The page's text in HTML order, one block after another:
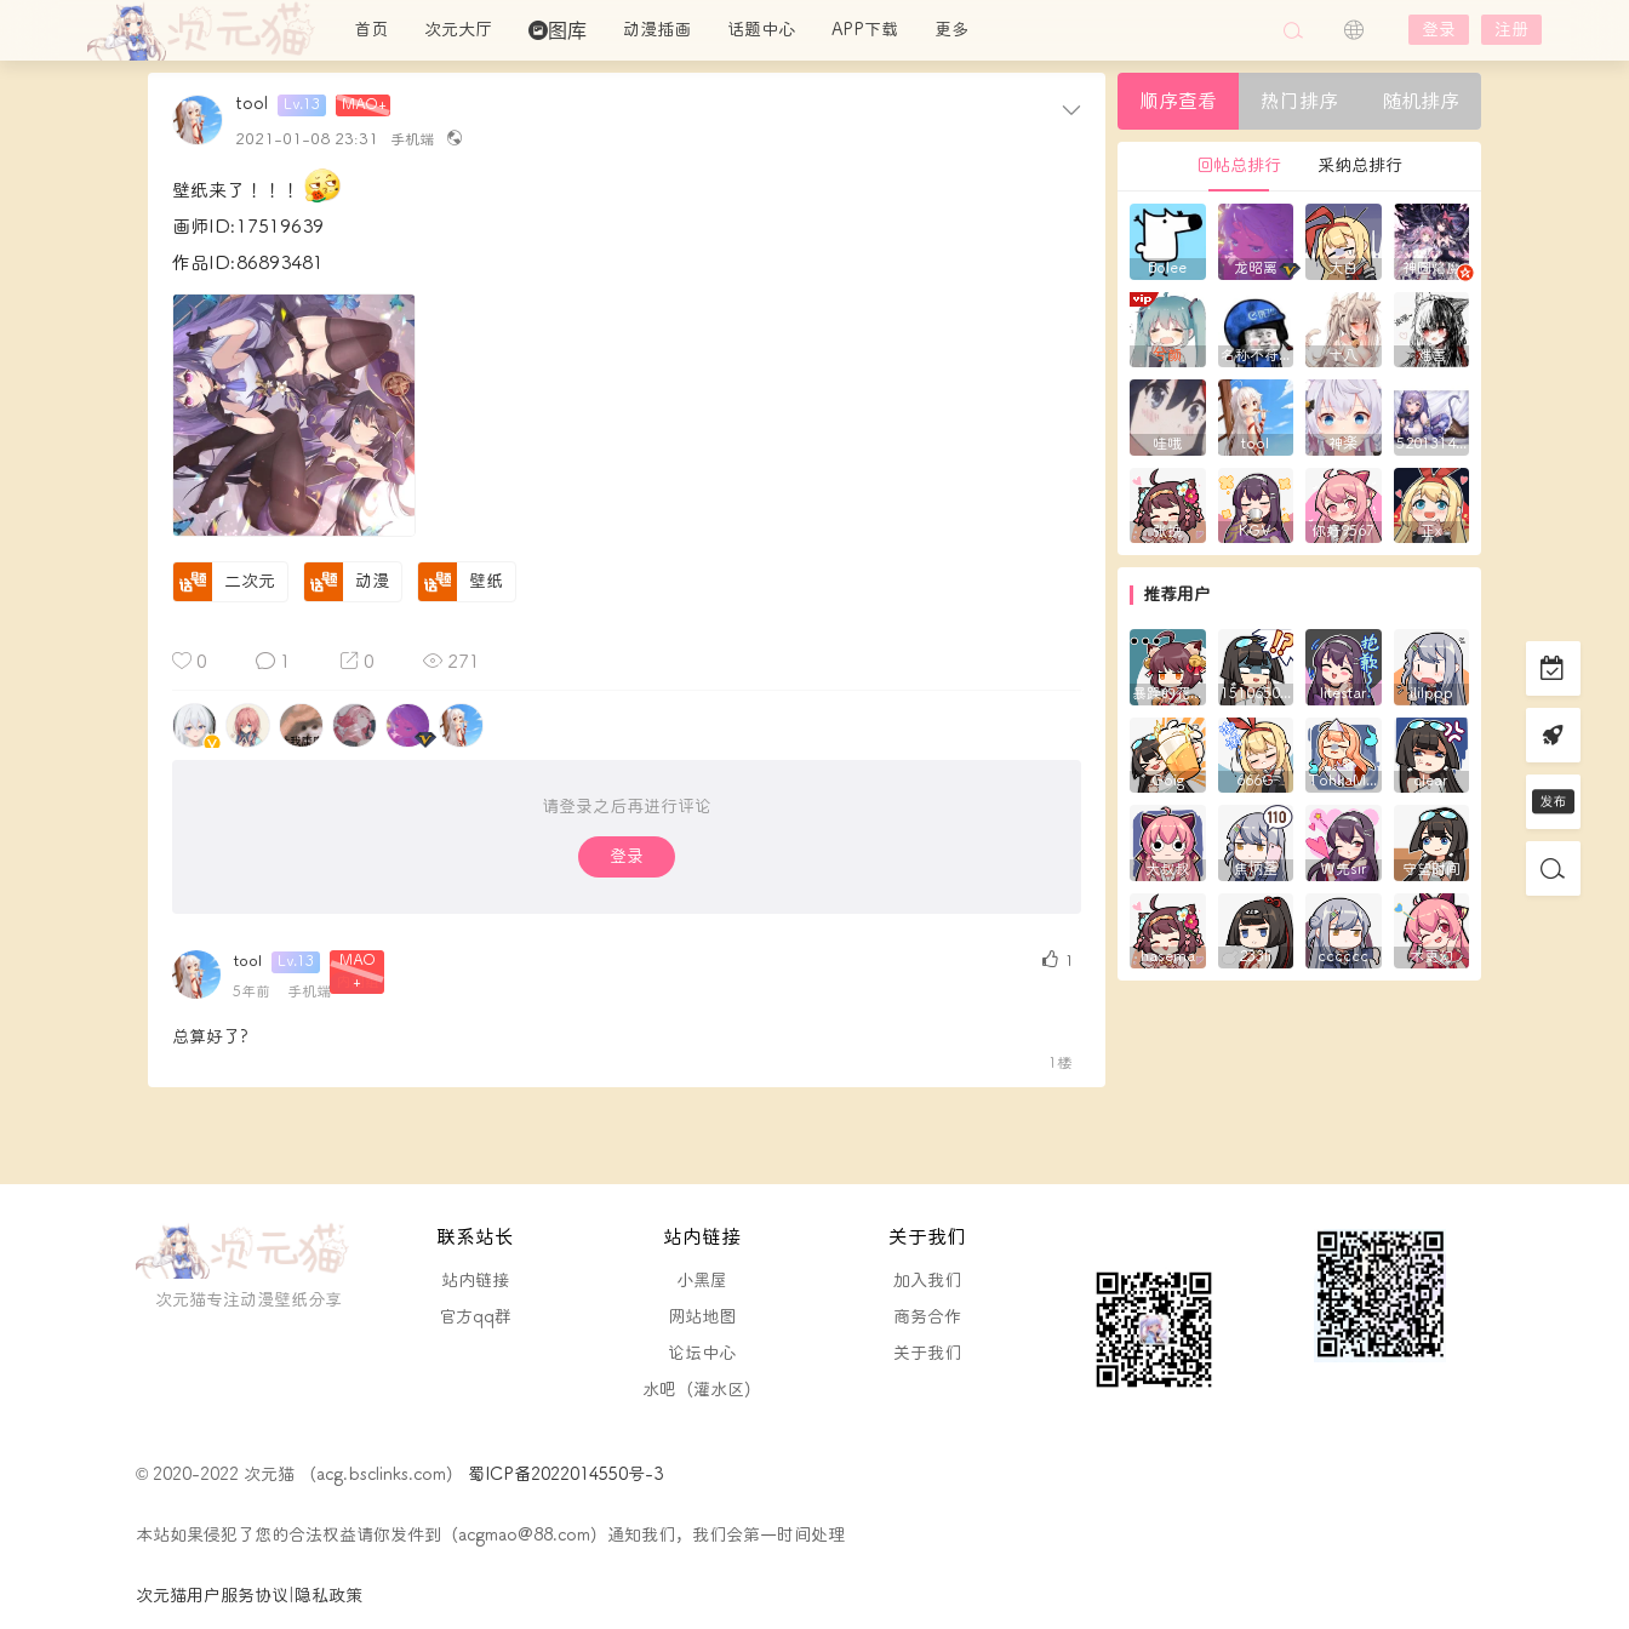
首页 次元大厅 图库 动漫插画 话题中心 APP下载 更多 登录 注册
tool Lv.13 MAO+
2021-01-08 23:31 手机端
壁纸来了！！！
画师ID:17519639
作品ID:86893481
二次元 动漫 壁纸
0 1 0 271
请登录之后再进行评论
登录
1
tool Lv.13
MAO
+
5年前 手机端
总算好了?
1楼
顺序查看 热门排序 随机排序
回帖总排行 采纳总排行
Bolee 龙昭离 大白 神圆焰魔
兮颜 名称不符合规则 十八 难言
哇哦 tool 神楽 5201314yxy
张挽 KGV 你好9567 正x
推荐用户
暴躁的花生露 1510650289 litestar ililppp
Goig 666G TohkaMine clear
大叔叔 焦炳荃 W先sir 守望时间
hasema 233li cccccc 木更幻
次元猫专注动漫壁纸分享
联系站长
站内链接
官方qq群
站内链接
小黑屋
网站地图
论坛中心
水吧（灌水区）
关于我们
加入我们
商务合作
关于我们
© 2020-2022 次元猫 （acg.bsclinks.com） 蜀ICP备2022014550号-3
本站如果侵犯了您的合法权益请你发件到（acgmao@88.com）通知我们，我们会第一时间处理
次元猫用户服务协议 隐私政策